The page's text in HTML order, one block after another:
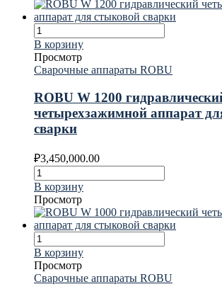
В корзину
Просмотр
Сварочные аппараты ROBU
ROBU W 1200
четырехзажимной аппарат
сварки
₽3,450,000.00
В корзину
Просмотр
В корзину
Просмотр
Сварочные аппараты ROBU